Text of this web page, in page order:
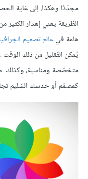
مجدّدًا وهكذا، إلى غاية
الطّريقة يعني إهدار الكثير
هامة فيعالم تصميم
يُمكن التّقليل من ذلك
متخصّصة ومناسبة، وكذلك
كمصمّم أو حدسك السّليم